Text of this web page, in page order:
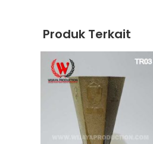
Produk Terkait